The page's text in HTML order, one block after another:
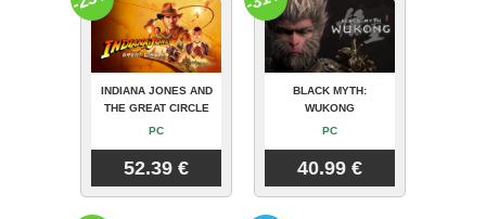
INDIANA JONES AND
THE GREAT CIRCLE
PC
52.39 €
BLACK MYTH:
WUKONG
PC
40.99 €